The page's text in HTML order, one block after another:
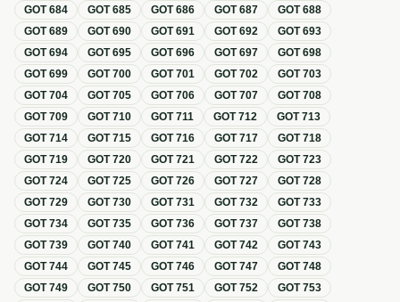
GOT684 GOT685 GOT686 GOT687 GOT688
GOT689 GOT690 GOT691 GOT692 GOT693
GOT694 GOT695 GOT696 GOT697 GOT698
GOT699 GOT700 GOT701 GOT702 GOT703
GOT704 GOT705 GOT706 GOT707 GOT708
GOT709 GOT710 GOT711 GOT712 GOT713
GOT714 GOT715 GOT716 GOT717 GOT718
GOT719 GOT720 GOT721 GOT722 GOT723
GOT724 GOT725 GOT726 GOT727 GOT728
GOT729 GOT730 GOT731 GOT732 GOT733
GOT734 GOT735 GOT736 GOT737 GOT738
GOT739 GOT740 GOT741 GOT742 GOT743
GOT744 GOT745 GOT746 GOT747 GOT748
GOT749 GOT750 GOT751 GOT752 GOT753